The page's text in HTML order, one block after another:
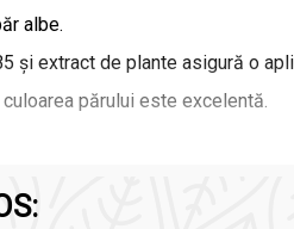
albe.
şi extract de plante asigură o
părului este excelentă.